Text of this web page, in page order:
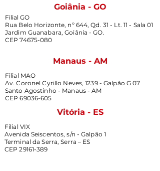
Goiânia - GO
Filial GO
Rua Belo Horizonte, nº 644, Qd. 31 - Lt. 11 - Sala 01
Jardim Guanabara, Goiânia - GO.
CEP 74675-080
Manaus - AM
Filial MAO
Av. Coronel Cyrillo Neves, 1239 - Galpão G 07
Santo Agostinho - Manaus - AM
CEP 69036-605
Vitória - ES
Filial VIX
Avenida Seiscentos, s/n - Galpão 1
Terminal da Serra, Serra – ES
CEP 29161-389